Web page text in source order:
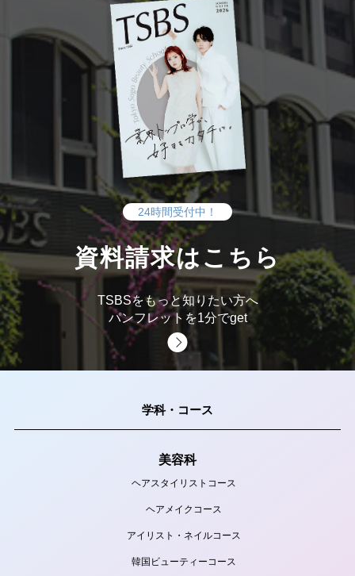
24時間受付中！
資料請求はこちら
TSBSをもっと知りたい方へ
パンフレットを1分でget
学科・コース
美容科
ヘアスタイリストコース
ヘアメイクコース
アイリスト・ネイルコース
韓国ビューティーコース